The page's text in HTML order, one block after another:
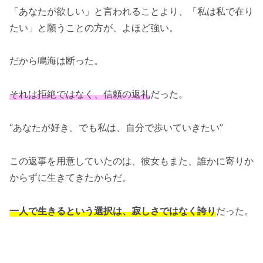
「あなたが欲しい」と言われることより、「私は私で在り
たい」と願うことの方が、よほど強い。
だから鳴海は断った。
それは拒絶ではなく、信頼の返礼だった。
“あなたが好き。でも私は、自分で歩いていきたい”
この返事を用意していたのは、彼女もまた、誰かに寄りか
からずに生きてきたからだ。
一人で生きるという選択は、寂しさではなく誇りだった。